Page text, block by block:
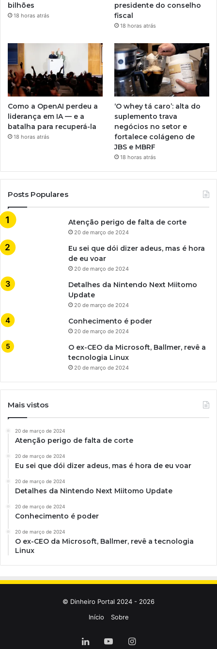
bilhões
18 horas atrás
presidente do conselho
fiscal
18 horas atrás
Como a OpenAI perdeu a
liderança em IA — e a
batalha para recuperá-la
18 horas atrás
‘O whey tá caro’: alta do
suplemento trava
negócios no setor e
fortalece colágeno de
JBS e MBRF
18 horas atrás
Posts Populares
Atenção perigo de falta de corte
20 de março de 2024
Eu sei que dói dizer adeus, mas é hora
de eu voar
20 de março de 2024
Detalhes da Nintendo Next Miitomo
Update
20 de março de 2024
Conhecimento é poder
20 de março de 2024
O ex-CEO da Microsoft, Ballmer, revê a
tecnologia Linux
20 de março de 2024
Mais vistos
20 de março de 2024
Atenção perigo de falta de corte
20 de março de 2024
Eu sei que dói dizer adeus, mas é hora de eu voar
20 de março de 2024
Detalhes da Nintendo Next Miitomo Update
20 de março de 2024
Conhecimento é poder
20 de março de 2024
O ex-CEO da Microsoft, Ballmer, revê a tecnologia
Linux
© Dinheiro Portal 2024 - 2026
Início
Sobre
LinkedinYouTubeInstagram